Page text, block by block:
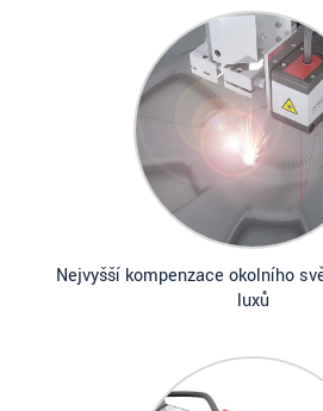
Nejvyšší kompenzace okolního
luxů